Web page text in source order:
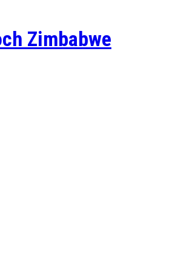
Zimbabwe